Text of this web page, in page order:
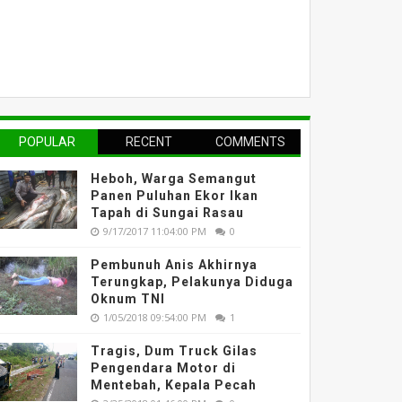
POPULAR RECENT COMMENTS
Heboh, Warga Semangut
Panen Puluhan Ekor Ikan
Tapah di Sungai Rasau
9/17/2017 11:04:00 PM 0
Pembunuh Anis Akhirnya
Terungkap, Pelakunya Diduga
Oknum TNI
1/05/2018 09:54:00 PM 1
Tragis, Dum Truck Gilas
Pengendara Motor di
Mentebah, Kepala Pecah